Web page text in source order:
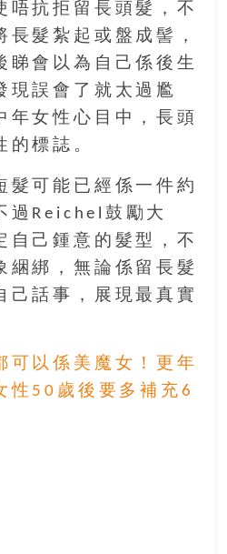
唔抗拒留長頭髮，不
長髮紮起或盤成髻，
睇會以為自己係後生
現誤會了就太過尷
年女性心目中，長頭
的標誌。
髮可能已經係一件約
過Reichel鼓勵大
自己鍾意的髮型，不
綑綁，無論係留長髮
己話事，展現最真實
可以係美魔女！更年
50歲後要多補充6